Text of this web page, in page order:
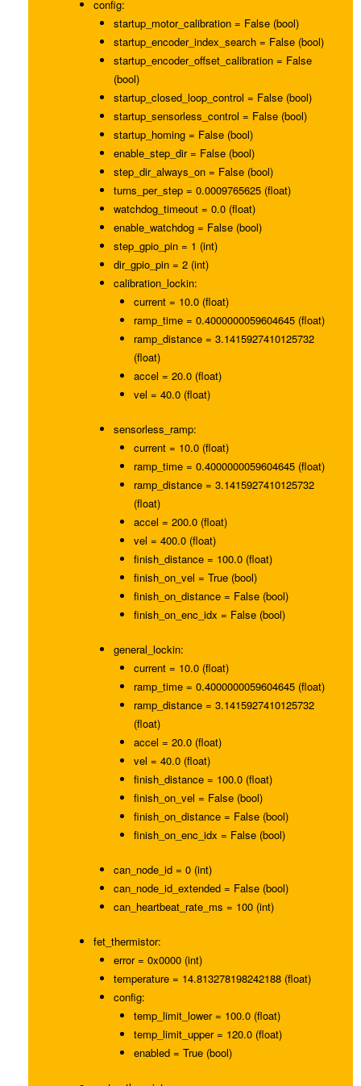
config:
startup_motor_calibration = False (bool)
startup_encoder_index_search = False (bool)
startup_encoder_offset_calibration = False
(bool)
startup_closed_loop_control = False (bool)
startup_sensorless_control = False (bool)
startup_homing = False (bool)
enable_step_dir = False (bool)
step_dir_always_on = False (bool)
turns_per_step = 0.0009765625 (float)
watchdog_timeout = 0.0 (float)
enable_watchdog = False (bool)
step_gpio_pin = 1 (int)
dir_gpio_pin = 2 (int)
calibration_lockin:
current = 10.0 (float)
ramp_time = 0.4000000059604645 (float)
ramp_distance = 3.1415927410125732
(float)
accel = 20.0 (float)
vel = 40.0 (float)
sensorless_ramp:
current = 10.0 (float)
ramp_time = 0.4000000059604645 (float)
ramp_distance = 3.1415927410125732
(float)
accel = 200.0 (float)
vel = 400.0 (float)
finish_distance = 100.0 (float)
finish_on_vel = True (bool)
finish_on_distance = False (bool)
finish_on_enc_idx = False (bool)
general_lockin:
current = 10.0 (float)
ramp_time = 0.4000000059604645 (float)
ramp_distance = 3.1415927410125732
(float)
accel = 20.0 (float)
vel = 40.0 (float)
finish_distance = 100.0 (float)
finish_on_vel = False (bool)
finish_on_distance = False (bool)
finish_on_enc_idx = False (bool)
can_node_id = 0 (int)
can_node_id_extended = False (bool)
can_heartbeat_rate_ms = 100 (int)
fet_thermistor:
error = 0x0000 (int)
temperature = 14.813278198242188 (float)
config:
temp_limit_lower = 100.0 (float)
temp_limit_upper = 120.0 (float)
enabled = True (bool)